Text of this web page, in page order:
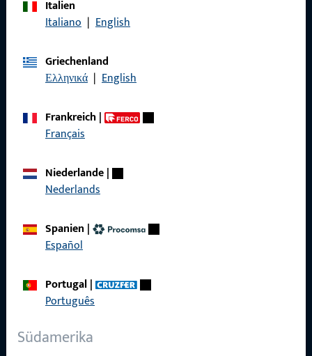
Italien
Italiano | English
Griechenland
Ελληνικά | English
Frankreich|
Français
Niederlande|
Nederlands
Spanien |
Español
Portugal|
Português
Südamerika
Impressum
Produkte